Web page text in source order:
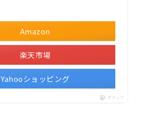
Amazon
楽天市場
Yahooショッピング
ポチップ